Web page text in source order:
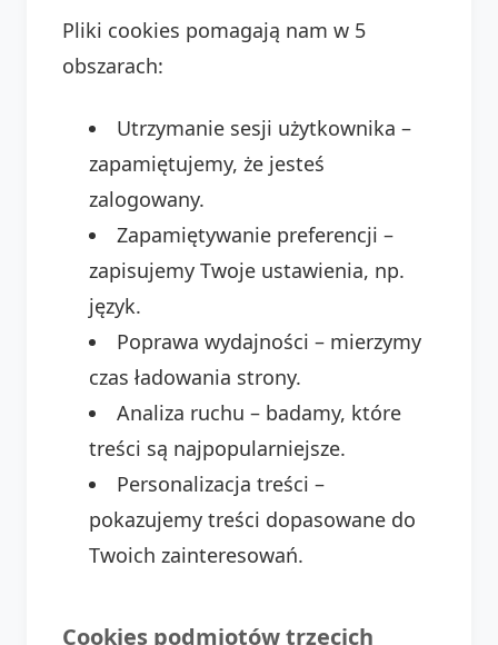
Pliki cookies pomagają nam w 5
obszarach:
Utrzymanie sesji użytkownika –
zapamiętujemy, że jesteś
zalogowany.
Zapamiętywanie preferencji –
zapisujemy Twoje ustawienia, np.
język.
Poprawa wydajności – mierzymy
czas ładowania strony.
Analiza ruchu – badamy, które
treści są najpopularniejsze.
Personalizacja treści –
pokazujemy treści dopasowane do
Twoich zainteresowań.
Cookies podmiotów trzecich